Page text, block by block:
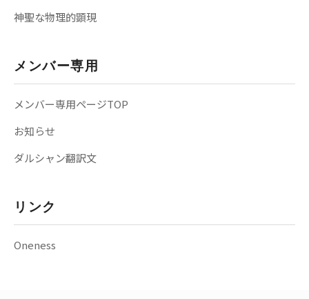
神聖な物理的顕現
メンバー専用
メンバー専用ページTOP
お知らせ
ダルシャン翻訳文
リンク
Oneness